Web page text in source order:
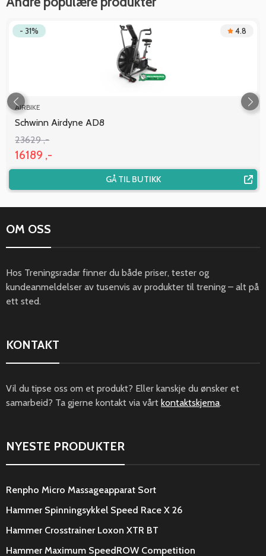
- 31% 4.8
AIRBIKE
Schwinn Airdyne AD8
23629 ,-
16189 ,-
GÅ TIL BUTIKK
OM OSS
Hos Treningsradar finner du både priser, tester og
kundeanmeldelser av tusenvis av produkter til trening – alt på
ett sted.
KONTAKT
Vil du tipse oss om et produkt? Eller kanskje du ønsker et
samarbeid? Ta gjerne kontakt via vårt kontaktskjema.
NYESTE PRODUKTER
Renpho Micro Massageapparat Sort
Hammer Spinningsykkel Speed Race X 26
Hammer Crosstrainer Loxon XTR BT
Hammer Maximum SpeedROW Competition